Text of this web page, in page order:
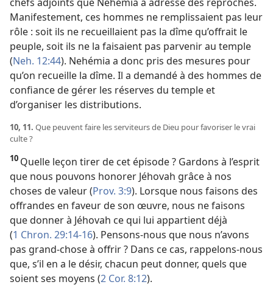
Manifestement, ces hommes ne remplissaient pas leur
rôle : soit ils ne recueillaient pas la dîme qu’offrait le
peuple, soit ils ne la faisaient pas parvenir au temple
(Neh. 12:44). Nehémia a donc pris des mesures pour
qu’on recueille la dîme. Il a demandé à des hommes de
confiance de gérer les réserves du temple et
d’organiser les distributions.
10, 11. Que peuvent faire les serviteurs de Dieu pour favoriser le vrai
culte ?
10 Quelle leçon tirer de cet épisode ? Gardons à l’esprit
que nous pouvons honorer Jéhovah grâce à nos
choses de valeur (Prov. 3:9). Lorsque nous faisons des
offrandes en faveur de son œuvre, nous ne faisons
que donner à Jéhovah ce qui lui appartient déjà
(1 Chron. 29:14-16). Pensons-nous que nous n’avons
pas grand-chose à offrir ? Dans ce cas, rappelons-nous
que, s’il en a le désir, chacun peut donner, quels que
soient ses moyens (2 Cor. 8:12).